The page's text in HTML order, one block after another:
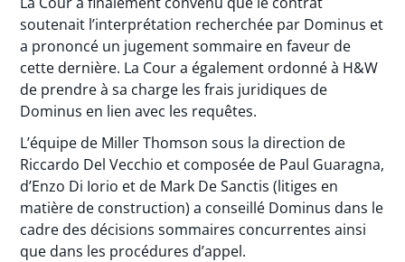
soutenait l’interprétation recherchée par Dominus et
a prononcé un jugement sommaire en faveur de
cette dernière. La Cour a également ordonné à H&W
de prendre à sa charge les frais juridiques de
Dominus en lien avec les requêtes.
L’équipe de Miller Thomson sous la direction de
Riccardo Del Vecchio et composée de Paul Guaragna,
d’Enzo Di Iorio et de Mark De Sanctis (litiges en
matière de construction) a conseillé Dominus dans le
cadre des décisions sommaires concurrentes ainsi
que dans les procédures d’appel.